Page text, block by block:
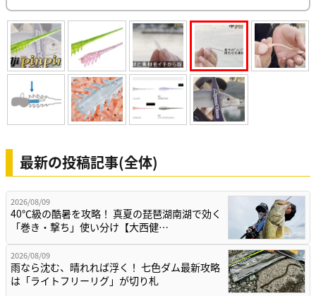
最新の投稿記事(全体)
2026/08/09
40℃級の酷暑を攻略！ 真夏の琵琶湖南湖で効く
「巻き・撃ち」使い分け【大西健…
2026/08/09
雨なら沈む、晴れれば浮く！ 七色ダム最新攻略
は「ライトフリーリグ」が切り札